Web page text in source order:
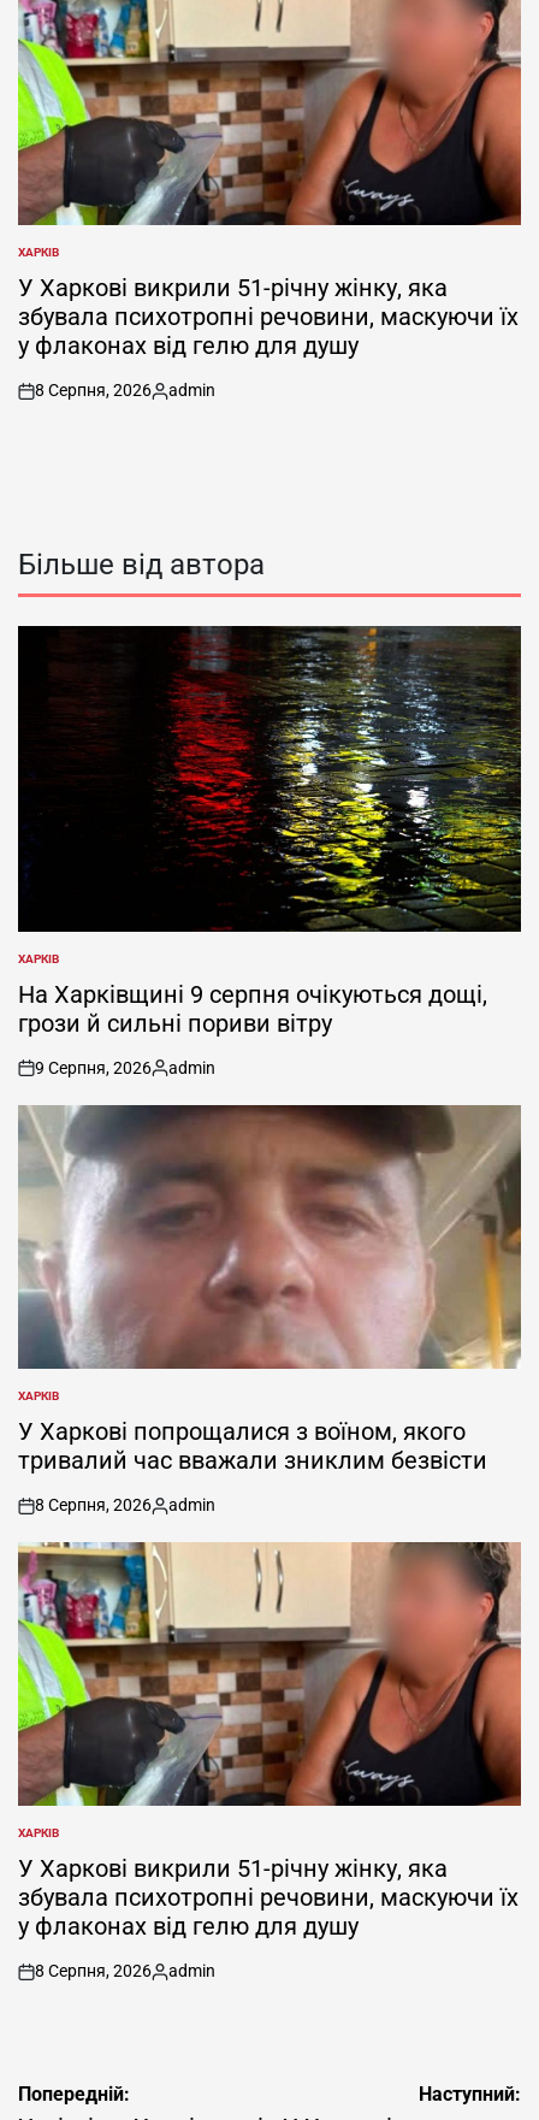
ОПУБЛІКУВАТИ
У
ХАРКІВ
У Харкові викрили 51-річну жінку, яка
збувала психотропні речовини, маскуючи їх
у флаконах від гелю для душу
on
8 Серпня, 2026
Опубліковано
admin
Більше від автора
ОПУБЛІКУВАТИ
У
ХАРКІВ
На Харківщині 9 серпня очікуються дощі,
грози й сильні пориви вітру
on
9 Серпня, 2026
Опубліковано
admin
ОПУБЛІКУВАТИ
У
ХАРКІВ
У Харкові попрощалися з воїном, якого
тривалий час вважали зниклим безвісти
on
8 Серпня, 2026
Опубліковано
admin
ОПУБЛІКУВАТИ
У
ХАРКІВ
У Харкові викрили 51-річну жінку, яка
збувала психотропні речовини, маскуючи їх
у флаконах від гелю для душу
on
8 Серпня, 2026
Опубліковано
admin
Навігація
Попередній: Наступний: